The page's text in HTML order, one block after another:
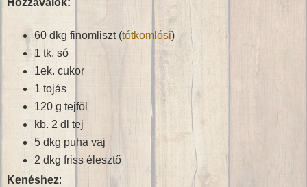
60 dkg finomliszt (tótkomlósi)
1 tk. só
1ek. cukor
1 tojás
120 g tejföl
kb. 2 dl tej
5 dkg puha vaj
2 dkg friss élesztő
Kenéshez: